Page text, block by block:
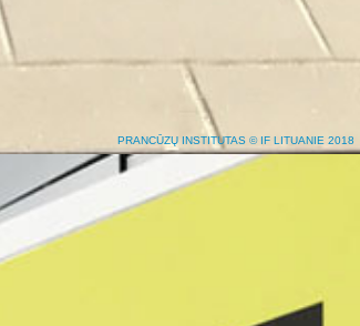
PRANCŪZŲ INSTITUTAS © IF LITUANIE 2018